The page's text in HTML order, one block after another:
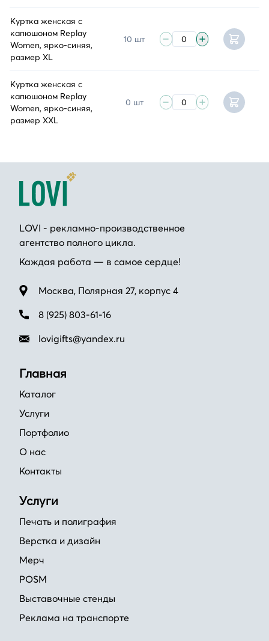
Куртка женская с
капюшоном Replay
Women, ярко-синяя,
размер XL
10 шт
Куртка женская с
капюшоном Replay
Women, ярко-синяя,
размер XXL
0 шт
LOVI - рекламно-производственное
агентство полного цикла.
Каждая работа — в самое сердце!
Москва, Полярная 27, корпус 4
8 (925) 803-61-16
lovigifts@yandex.ru
Главная
Каталог
Услуги
Портфолио
О нас
Контакты
Услуги
Печать и полиграфия
Верстка и дизайн
Мерч
POSM
Выставочные стенды
Реклама на транспорте